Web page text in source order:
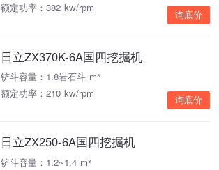
额定功率：382 kw/rpm
询底价
日立ZX370K-6A国四挖掘机
铲斗容量：1.8岩石斗 m³
额定功率：210 kw/rpm
询底价
日立ZX250-6A国四挖掘机
铲斗容量：1.2~1.4 m³